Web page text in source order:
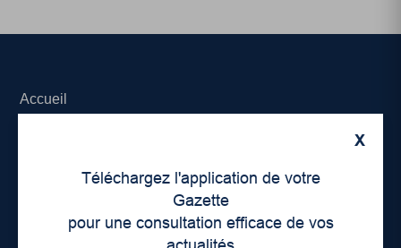
X
Téléchargez l'application de votre
Gazette
pour une consultation efficace de vos
Accueil
Déontologie et confidentialité
Devenir partenaire